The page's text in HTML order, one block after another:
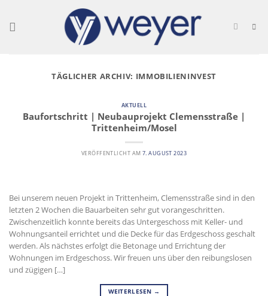
content
TÄGLICHER ARCHIV: IMMOBILIENINVEST
AKTUELL
Baufortschritt | Neubauprojekt Clemensstraße |
Trittenheim/Mosel
VERÖFFENTLICHT AM 7. AUGUST 2023
Bei unserem neuen Projekt in Trittenheim, Clemensstraße sind in den
letzten 2 Wochen die Bauarbeiten sehr gut vorangeschritten.
Zwischenzeitlich konnte bereits das Untergeschoss mit Keller- und
Wohnungsanteil errichtet und die Decke für das Erdgeschoss geschalt
werden. Als nächstes erfolgt die Betonage und Errichtung der
Wohnungen im Erdgeschoss. Wir freuen uns über den reibungslosen
und zügigen […]
WEITERLESEN →